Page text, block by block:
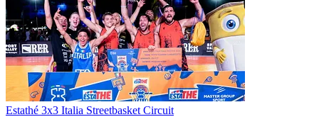
Estathé 3x3 Italia Streetbasket Circuit